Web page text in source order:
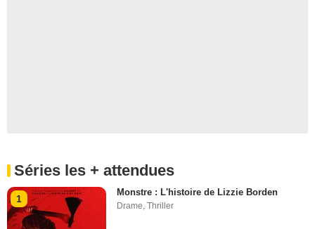
Séries les + attendues
1
Monstre : L'histoire de Lizzie Borden
Drame ,Thriller